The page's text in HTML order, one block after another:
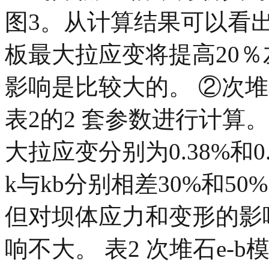
图3。从计算结果可以看
板最大拉应变将提高20
影响是比较大的。 ②次
表2的2 套参数进行计算
大拉应变分别为0.38%和
k与kb分别相差30%和
但对坝体应力和变形的
响不大。 表2 次堆石e-b